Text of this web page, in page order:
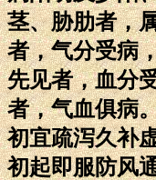
茎、胁肋者，
者，气分受病
先见者，血分
者，气血俱病
初宜疏泻久补
初起即服防风